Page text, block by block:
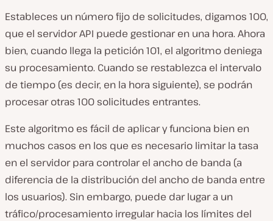
Estableces un número fijo de solicitudes, digamos 100,
que el servidor API puede gestionar en una hora. Ahora
bien, cuando llega la petición 101, el algoritmo deniega
su procesamiento. Cuando se restablezca el intervalo
de tiempo (es decir, en la hora siguiente), se podrán
procesar otras 100 solicitudes entrantes.
Este algoritmo es fácil de aplicar y funciona bien en
muchos casos en los que es necesario limitar la tasa
en el servidor para controlar el ancho de banda (a
diferencia de la distribución del ancho de banda entre
los usuarios). Sin embargo, puede dar lugar a un
tráfico/procesamiento irregular hacia los límites del